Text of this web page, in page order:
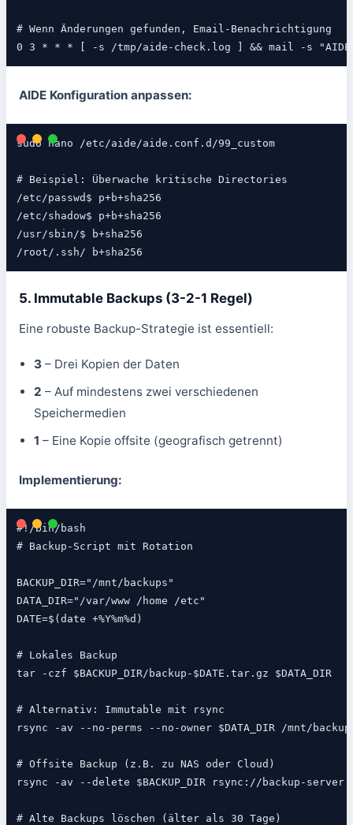
# Wenn Änderungen gefunden, Email-Benachrichtigung
0 3 * * * [ -s /tmp/aide-check.log ] && mail -s "AIDE
AIDE Konfiguration anpassen:
sudo nano /etc/aide/aide.conf.d/99_custom
# Beispiel: Überwache kritische Directories
/etc/passwd$ p+b+sha256
/etc/shadow$ p+b+sha256
/usr/sbin/$ b+sha256
/root/.ssh/ b+sha256
5. Immutable Backups (3-2-1 Regel)
Eine robuste Backup-Strategie ist essentiell:
3 – Drei Kopien der Daten
2 – Auf mindestens zwei verschiedenen
Speichermedien
1 – Eine Kopie offsite (geografisch getrennt)
Implementierung:
#!/bin/bash
# Backup-Script mit Rotation
BACKUP_DIR="/mnt/backups"
DATA_DIR="/var/www /home /etc"
DATE=$(date +%Y%m%d)
# Lokales Backup
tar -czf $BACKUP_DIR/backup-$DATE.tar.gz $DATA_DIR
# Alternativ: Immutable mit rsync
rsync -av --no-perms --no-owner $DATA_DIR /mnt/
# Offsite Backup (z.B. zu NAS oder Cloud)
rsync -av --delete $BACKUP_DIR rsync://backup-
# Alte Backups löschen (älter als 30 Tage)